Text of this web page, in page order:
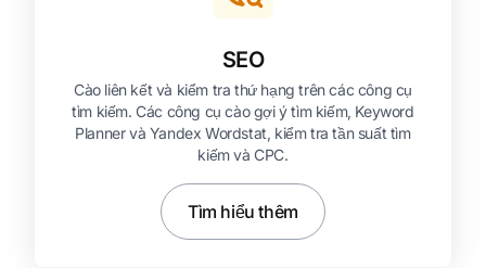
SEO
Cào liên kết và kiểm tra thứ hạng trên các công cụ
tìm kiếm. Các công cụ cào gợi ý tìm kiếm, Keyword
Planner và Yandex Wordstat, kiểm tra tần suất tìm
kiếm và CPC.
Tìm hiểu thêm